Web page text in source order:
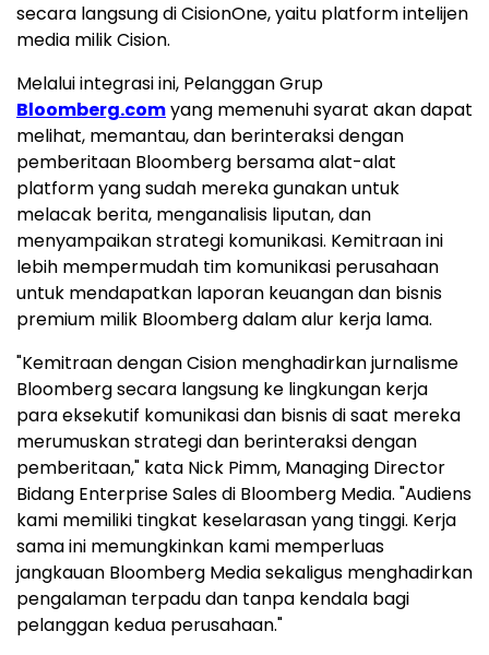
secara langsung di CisionOne, yaitu platform intelijen
media milik Cision.
Melalui integrasi ini, Pelanggan Grup
Bloomberg.comyang memenuhi syarat akan dapat
melihat, memantau, dan berinteraksi dengan
pemberitaan Bloomberg bersama alat-alat
platform yang sudah mereka gunakan untuk
melacak berita, menganalisis liputan, dan
menyampaikan strategi komunikasi. Kemitraan ini
lebih mempermudah tim komunikasi perusahaan
untuk mendapatkan laporan keuangan dan bisnis
premium milik Bloomberg dalam alur kerja lama.
"Kemitraan dengan Cision menghadirkan jurnalisme
Bloomberg secara langsung ke lingkungan kerja
para eksekutif komunikasi dan bisnis di saat mereka
merumuskan strategi dan berinteraksi dengan
pemberitaan," kata Nick Pimm, Managing Director
Bidang Enterprise Sales di Bloomberg Media. "Audiens
kami memiliki tingkat keselarasan yang tinggi. Kerja
sama ini memungkinkan kami memperluas
jangkauan Bloomberg Media sekaligus menghadirkan
pengalaman terpadu dan tanpa kendala bagi
pelanggan kedua perusahaan."